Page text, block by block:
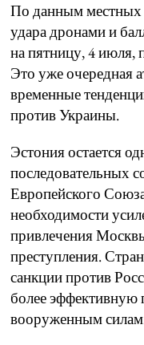
По данным местных
удара дронами и
на пятницу, 4 июля,
Это уже очередная
временные
против Украины.
Эстония остается
последовательных
Европейского
необходимости
привлечения
преступления.
санкции против
более
вооруженным